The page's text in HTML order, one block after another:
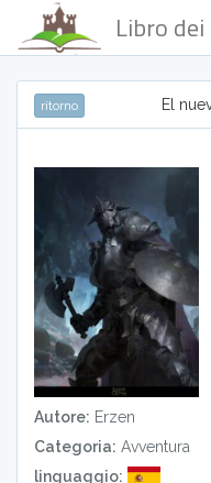
Libro
ritorno El
Autore: Erzen
Categoria: Avventura
linguaggio: